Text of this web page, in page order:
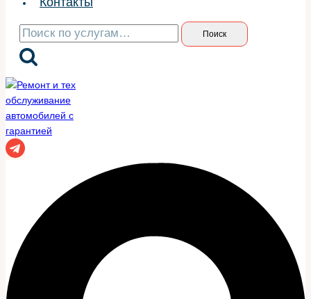
Искать: Поиск